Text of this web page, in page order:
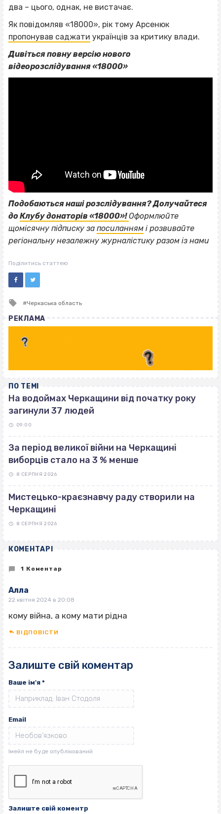
два – цього, однак, не вистачає.
Як повідомляв «18000», рік тому Арсенюк
пропонував саджати українців за критику влади.
Дивіться повну версію нового
відеорозслідування «18000»
Подобаються наші розслідування? Долучайтеся
доКлубу донаторів «18000»!Оформлюйте
щомісячну підписку за посиланням і розвивайте
регіональну незалежну журналістику разом із нами
Поділитись статтею
Tagged
Черкаська область
РЕКЛАМА
ПО ТЕМІ
На водоймах Черкащини від початку року
загинули 37 людей
09:00
За період великої війни на Черкащині
виборців стало на 3 % менше
8 СЕРПНЯ 2026
Мистецько-краєзнавчу раду створили на
Черкащині
8 СЕРПНЯ 2026
КОМЕНТАРІ
1 Коментар
Алла
22 квітня 2024 в 20:08
кому війна, а кому мати рідна
ВІДПОВІCТИ
Залиште свій коментар
Ваше ім'я *
Email
Залиште свій коментр